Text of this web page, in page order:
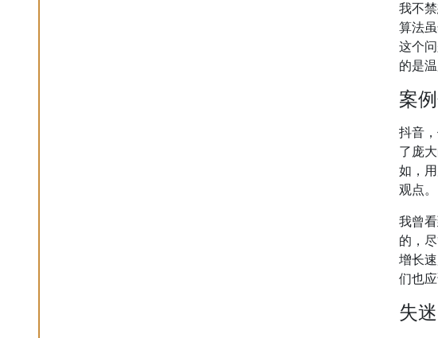
我不
算法
这个
的是温
案
抖音
了庞
如，
观点。
我曾
的，
增长
们也
失